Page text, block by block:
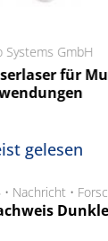
Systems GmbH
für
gelesen
Nachricht •